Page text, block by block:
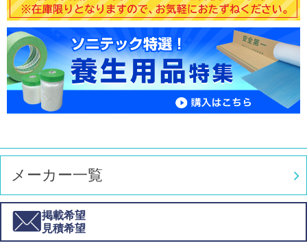
メーカー一覧
掲載希望
見積希望